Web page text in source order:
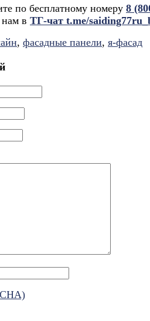
по бесплатному номеру 8
в ТГ-чат t.me/
, фасадные панели, я-фасад